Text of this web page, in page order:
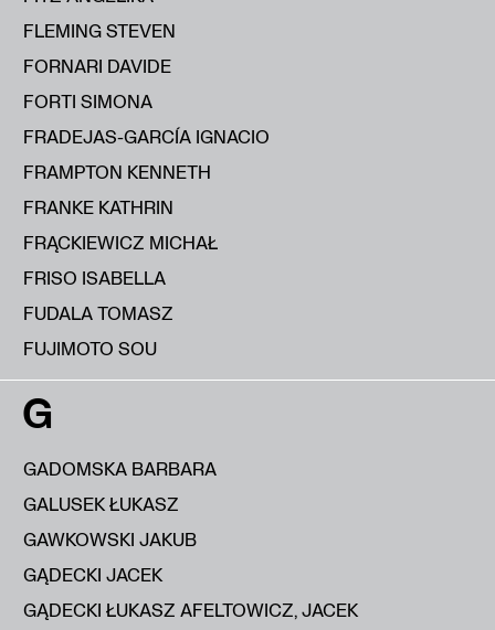
FLEMING STEVEN
FORNARI DAVIDE
FORTI SIMONA
FRADEJAS-GARCÍA IGNACIO
FRAMPTON KENNETH
FRANKE KATHRIN
FRĄCKIEWICZ MICHAŁ
FRISO ISABELLA
FUDALA TOMASZ
FUJIMOTO SOU
G
GADOMSKA BARBARA
GALUSEK ŁUKASZ
GAWKOWSKI JAKUB
GĄDECKI JACEK
GĄDECKI ŁUKASZ AFELTOWICZ, JACEK